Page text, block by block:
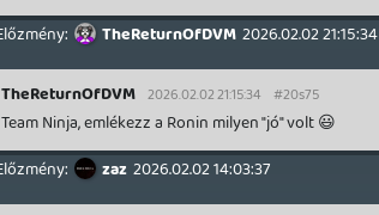
TheReturnOfDVM 2026.02.02 21:15:34
TheReturnOfDVM 2026.02.02 21:15:34 #20s75
Team Ninja, emlékezz a Ronin milyen "jó" volt 😃
zaz 2026.02.02 14:03:37